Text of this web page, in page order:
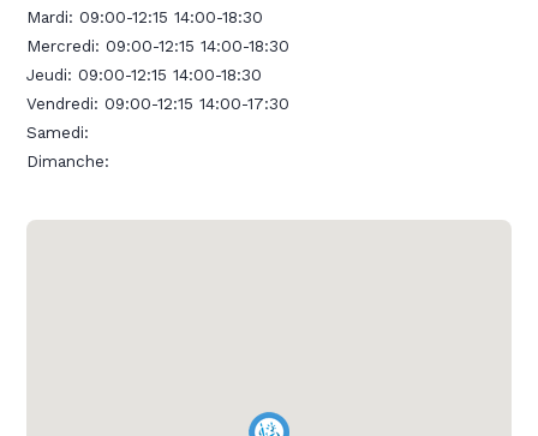
Mardi:09:00-12:15 14:00-18:30
Mercredi:09:00-12:15 14:00-18:30
Jeudi:09:00-12:15 14:00-18:30
Vendredi:09:00-12:15 14:00-17:30
Samedi:
Dimanche: